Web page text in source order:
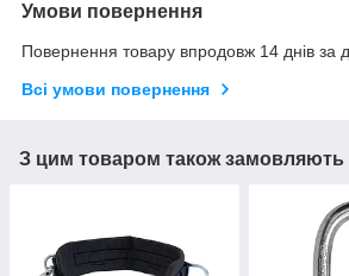
Умови повернення
Повернення товару впродовж 14 днів за
Всі умови повернення
З цим товаром також замовляють